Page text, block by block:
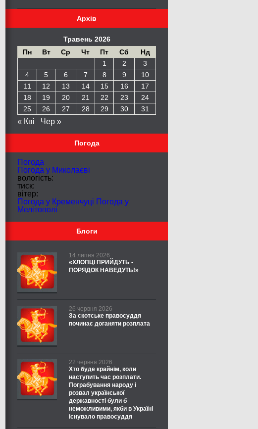
Архів
Травень 2026
Пн
Вт Ср Чт Пт Сб
Нд
1
2
3
4
5 6 7 8 9
10
11
12 13 14 15 16
17
18
19 20 21 22 23
24
25
26 27 28 29 30 31
« Кві Чер »
Погода
Погода
Погода у Миколаєві
вологість:
тиск:
вітер:
Погода у Кременчуці Погода у
Мелітополі
Блоги
14 липня 2026
«ХЛОПЦІ ПРИЙДУТЬ -
ПОРЯДОК НАВЕДУТЬ!»
26 червня 2026
За скотське правосуддя
починає доганяти розплата
22 червня 2026
Хто буде крайнім, коли
наступить час розплати.
Пограбування народу і
розвал української
державності були б
неможливими, якби в Україні
існувало правосуддя